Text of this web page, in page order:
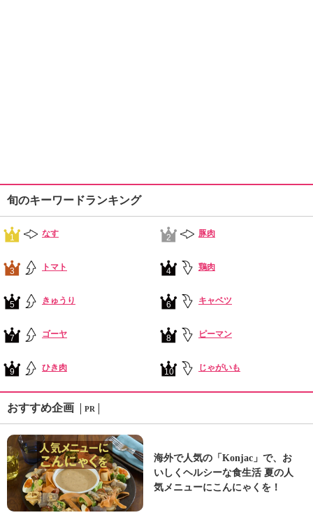
旬のキーワードランキング
1 なす 2 豚肉
3 トマト 4 鶏肉
5 きゅうり 6 キャベツ
7 ゴーヤ 8 ピーマン
9 ひき肉 10 じゃがいも
おすすめ企画 PR
海外で人気の「Konjac」で、お
いしくヘルシーな食生活 夏の人
気メニューにこんにゃくを！